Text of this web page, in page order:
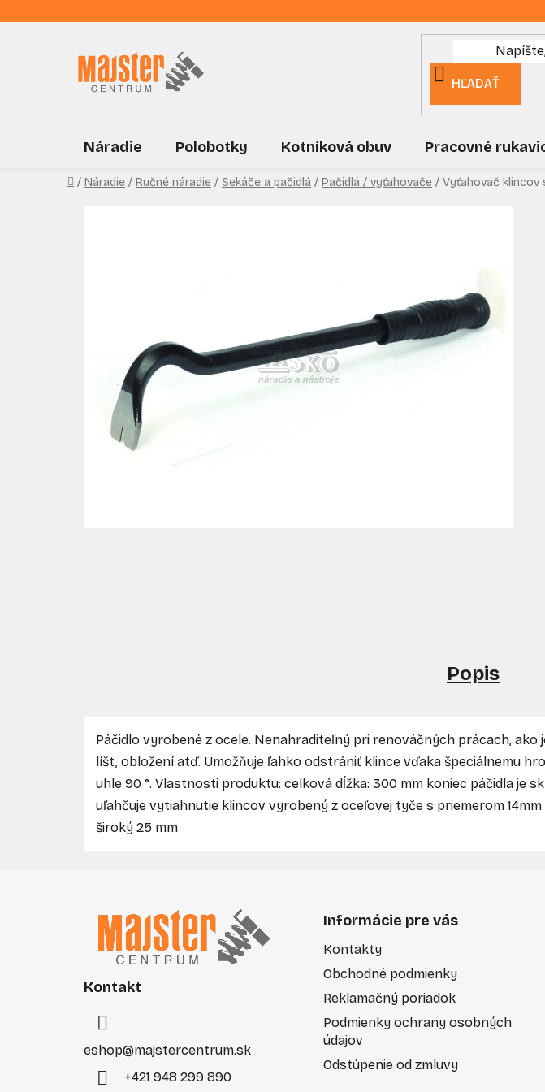
na
HĽADAŤ
Náradie Polobotky Kotníková obuv Pracovné
Domov
/ Náradie / Ručné náradie / Sekáče a pačidlá / Pačidlá / vyťahovače / Vyťahovač klincov
Popis
Páčidlo vyrobené z ocele. Nenahraditeľný pri renováčných prácach, ako
líšt, obložení atď. Umožňuje ľahko odstrániť klince vďaka špeciálnemu
uhle 90 °. Vlastnosti produktu: celková dĺžka: 300 mm koniec páčidla je
uľahčuje vytiahnutie klincov vyrobený z oceľovej tyče s priemerom
široký 25 mm
Kontakt
eshop@majstercentrum.sk
+421 948 299 890
Informácie pre vás
Kontakty
Obchodné podmienky
Reklamačný poriadok
Podmienky ochrany osobných
údajov
Odstúpenie od zmluvy